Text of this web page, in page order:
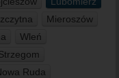
Mieroszów
Wleń
Ruda